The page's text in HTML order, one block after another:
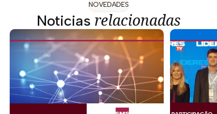
NOVEDADES
Noticias relacionadas